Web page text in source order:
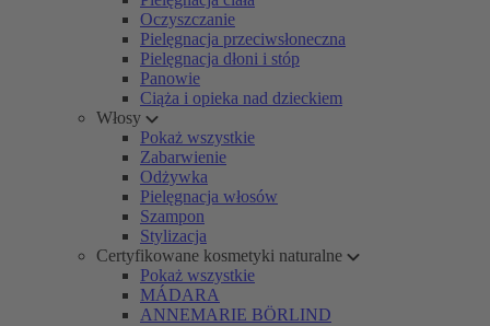
Oczyszczanie
Pielęgnacja przeciwsłoneczna
Pielęgnacja dłoni i stóp
Panowie
Ciąża i opieka nad dzieckiem
Włosy
Pokaż wszystkie
Zabarwienie
Odżywka
Pielęgnacja włosów
Szampon
Stylizacja
Certyfikowane kosmetyki naturalne
Pokaż wszystkie
MÁDARA
ANNEMARIE BÖRLIND